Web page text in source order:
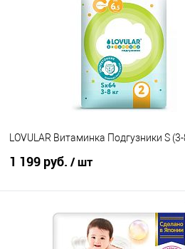
Купить в 1 клик
В наличии
LOVULAR Витаминка Подгузники S
1 199 руб. / шт
В корзину